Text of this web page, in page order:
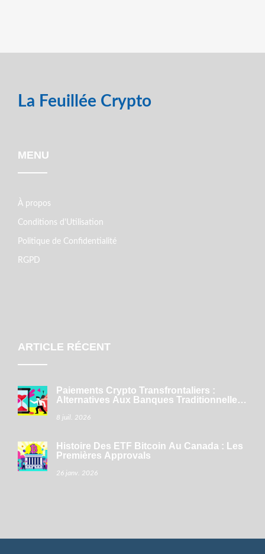
La Feuillée Crypto
MENU
À propos
Conditions d'Utilisation
Politique de Confidentialité
RGPD
ARTICLE RÉCENT
Paiements Crypto Transfrontaliers :
Alternatives Aux Banques Traditionnelles
8 juil. 2026
Histoire Des ETF Bitcoin Au Canada : Les
Premières Approvals
26 janv. 2026